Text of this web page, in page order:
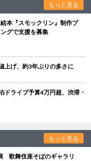
もっと見る
本『スモックリン』制作プ
グで支援を募集
上げ、約3年ぶりの多さに
ライブ予算4万円超、渋滞・
もっと見る
歌舞伎座そばのギャラリ